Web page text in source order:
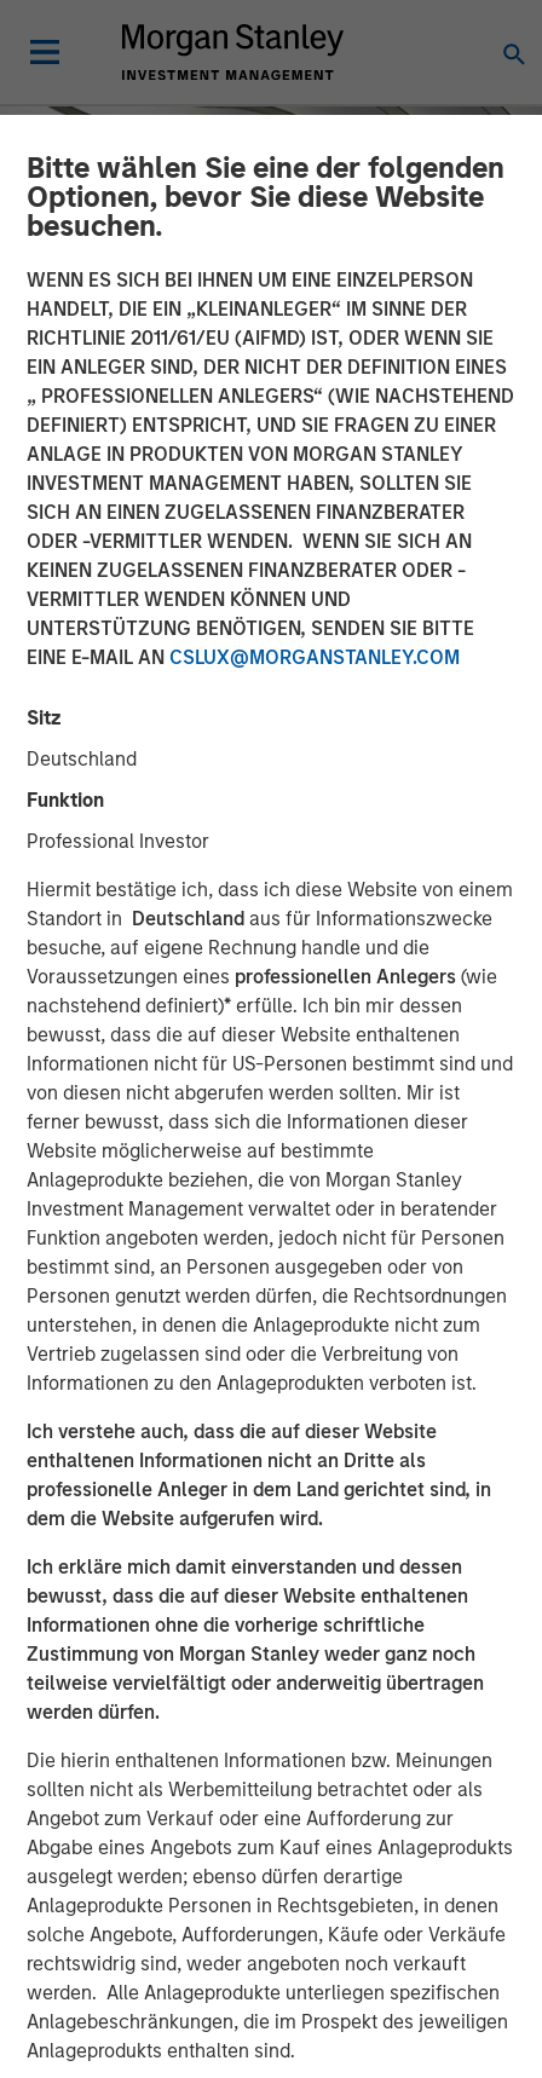
Bitte wählen Sie eine der folgenden
Optionen, bevor Sie diese Website
besuchen.
WENN ES SICH BEI IHNEN UM EINE EINZELPERSON
HANDELT, DIE EIN „KLEINANLEGER“ IM SINNE DER
RICHTLINIE 2011/61/EU (AIFMD) IST, ODER WENN SIE
EIN ANLEGER SIND, DER NICHT DER DEFINITION EINES
„ PROFESSIONELLEN ANLEGERS“ (WIE NACHSTEHEND
DEFINIERT) ENTSPRICHT, UND SIE FRAGEN ZU EINER
ANLAGE IN PRODUKTEN VON MORGAN STANLEY
INVESTMENT MANAGEMENT HABEN, SOLLTEN SIE
SICH AN EINEN ZUGELASSENEN FINANZBERATER
ODER -VERMITTLER WENDEN. WENN SIE SICH AN
KEINEN ZUGELASSENEN FINANZBERATER ODER -
VERMITTLER WENDEN KÖNNEN UND
UNTERSTÜTZUNG BENÖTIGEN, SENDEN SIE BITTE
EINE E-MAIL AN CSLUX@MORGANSTANLEY.COM
Sitz
Deutschland
Funktion
Professional Investor
Hiermit bestätige ich, dass ich diese Website von einem
Standort in Deutschland aus für Informationszwecke
besuche, auf eigene Rechnung handle und die
Voraussetzungen eines professionellen Anlegers(wie
nachstehend definiert)* erfülle. Ich bin mir dessen
bewusst, dass die auf dieser Website enthaltenen
Informationen nicht für US-Personen bestimmt sind und
von diesen nicht abgerufen werden sollten. Mir ist
ferner bewusst, dass sich die Informationen dieser
Website möglicherweise auf bestimmte
Anlageprodukte beziehen, die von Morgan Stanley
Investment Management verwaltet oder in beratender
Funktion angeboten werden, jedoch nicht für Personen
bestimmt sind, an Personen ausgegeben oder von
Personen genutzt werden dürfen, die Rechtsordnungen
unterstehen, in denen die Anlageprodukte nicht zum
Vertrieb zugelassen sind oder die Verbreitung von
Informationen zu den Anlageprodukten verboten ist.
Ich verstehe auch, dass die auf dieser Website
enthaltenen Informationen nicht an Dritte als
professionelle Anleger in dem Land gerichtet sind, in
dem die Website aufgerufen wird.
Ich erkläre mich damit einverstanden und dessen
bewusst, dass die auf dieser Website enthaltenen
Informationen ohne die vorherige schriftliche
Zustimmung von Morgan Stanley weder ganz noch
teilweise vervielfältigt oder anderweitig übertragen
werden dürfen.
Die hierin enthaltenen Informationen bzw. Meinungen
sollten nicht als Werbemitteilung betrachtet oder als
Angebot zum Verkauf oder eine Aufforderung zur
Abgabe eines Angebots zum Kauf eines Anlageprodukts
ausgelegt werden; ebenso dürfen derartige
Anlageprodukte Personen in Rechtsgebieten, in denen
solche Angebote, Aufforderungen, Käufe oder Verkäufe
rechtswidrig sind, weder angeboten noch verkauft
werden. Alle Anlageprodukte unterliegen spezifischen
Anlagebeschränkungen, die im Prospekt des jeweiligen
Anlageprodukts enthalten sind.
INSIGHTS
Broad Markets Fixed
Income Multisector
Playbook
14 JANUAR 2026
The Authors
Head of Broad Markets
Utkarsh Sharma
Head of Global Aggregate
Leon Grenyer
Head of European Aggregate
Macro & Policy Backdrop: Opportunity Amid Divergence
The global macro environment entering 2026 reflects a
world adjusting to structurally higher real yields, reduced
fiscal flexibility, and diverging monetary-policy paths—the
U.S. and the U.K. easing, Japan, Australia and New
Zealand tightening, and others likely on hold. Real rates
globally have reset after nearly 15 years of post-Global
Financial Crisis monetary repression and now reflect the
central banks and more by private-sector investors.
Geopolitical risk and trade policy pressures could
influence macro-outcomes more directly than in past
export footprint, even as domestic demand remains
weak, policymakers avoid aggressive easing, and U.S.
trade policy becomes more restrictive. Across
economies, the central question shifts from“who cuts
fastest?”to “who can sustainably operate within the
constraints of higher real rates, fiscal limits imposed by
growing government indebtedness, and geopolitical
uncertainty?” This regime likely rewards selective
duration, real-yield exposure, inflation hedges, and
sovereign differentiation.
In 2025, markets navigated a landscape shaped by
disruptive and often conflicting forces. Tariffs fueled
uncertainty across supply chains, growth, and inflation
just as the Fed settled into its rate-cutting mode. Political
gridlock in the U.S. culminated in a historic 43-day
government shutdown—the longest on record. Yet,
through these headwinds, fixed income demonstrated